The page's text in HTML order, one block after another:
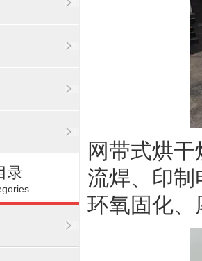
录
网带式烘
流焊、印制
环氧固化、